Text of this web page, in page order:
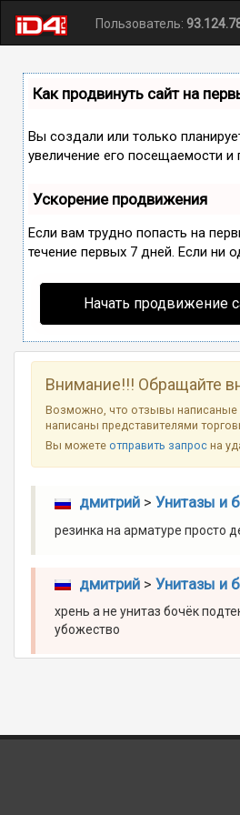
Пользователь:
Как продвинуть сайт на
Вы создали или только
увеличение его посещаемости
Ускорение продвижения
Если вам трудно попасть на
течение первых 7 дней. Если ни
Начать продвижение
Внимание!!! Обращайте
Возможно, что отзывы написаные
написаны представителями
Вы можетеотправить запрос на
дмитрий> Унитазы и
резинка на арматуре просто
дмитрий> Унитазы и
хрень а не унитаз бочёк
убожество